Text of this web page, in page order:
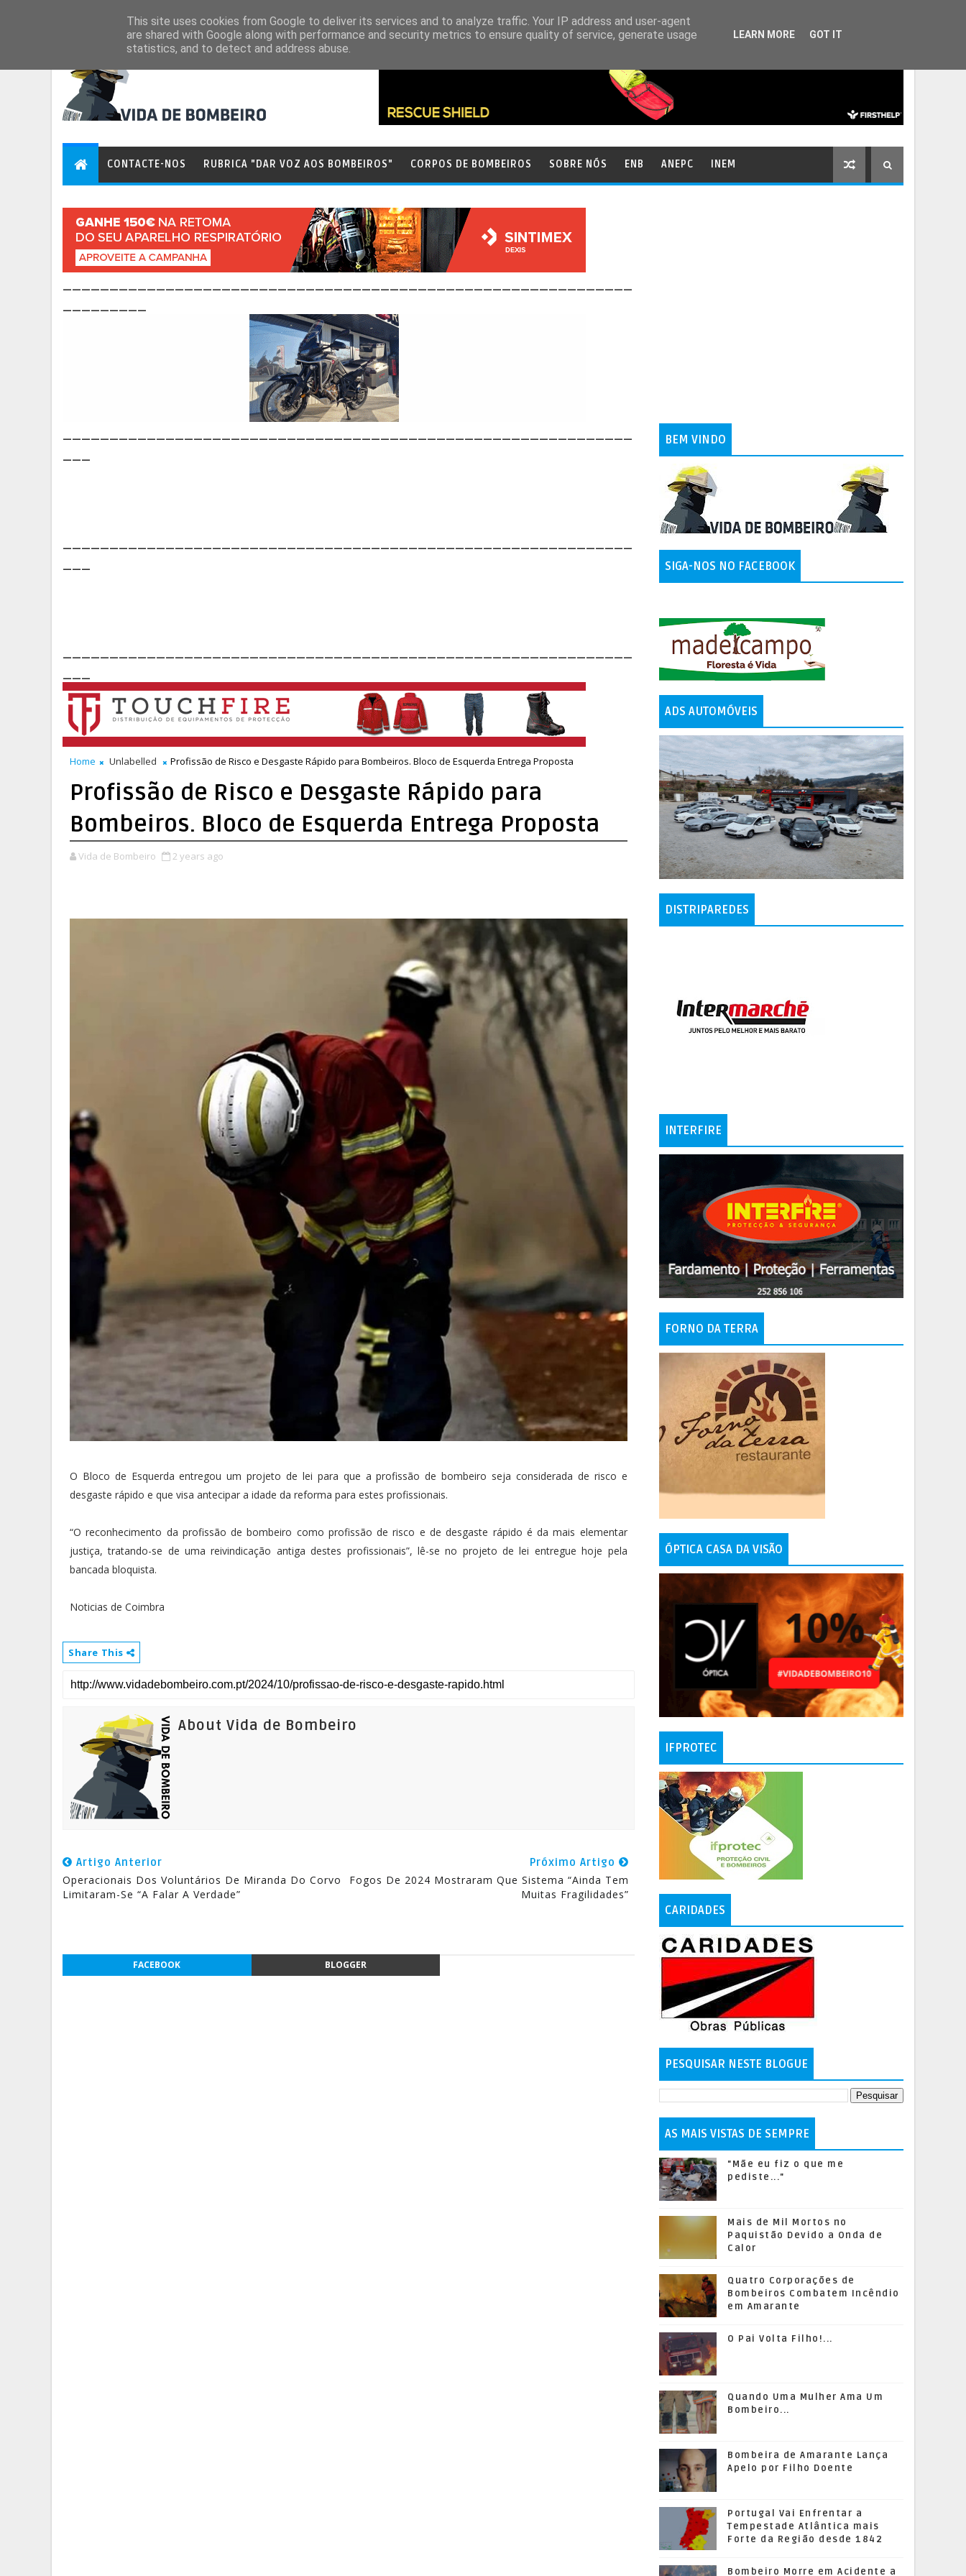
CONTACTE-NOS RUBRICA "DAR VOZ AOS BOMBEIROS" CORPOS DE BOMBEIROS SOBRE NÓS ENB ANEPC INEM
Home Unlabelled Profissão de Risco e Desgaste Rápido para Bombeiros. Bloco de Esquerda Entrega Proposta
Profissão de Risco e Desgaste Rápido para
Bombeiros. Bloco de Esquerda Entrega Proposta
Vida de Bombeiro 2 years ago
O Bloco de Esquerda entregou um projeto de lei para que a profissão de bombeiro seja considerada de risco e
desgaste rápido e que visa antecipar a idade da reforma para estes profissionais.
“O reconhecimento da profissão de bombeiro como profissão de risco e de desgaste rápido é da mais elementar
justiça, tratando-se de uma reivindicação antiga destes profissionais”, lê-se no projeto de lei entregue hoje pela
bancada bloquista.
Noticias de Coimbra
Share This
About Vida de Bombeiro
Artigo Anterior
Operacionais Dos Voluntários De Miranda Do Corvo
Limitaram-Se “A Falar A Verdade”
Próximo Artigo
Fogos De 2024 Mostraram Que Sistema “Ainda Tem
Muitas Fragilidades”
FACEBOOK BLOGGER
BEM VINDO
SIGA-NOS NO FACEBOOK
ADS AUTOMÓVEIS
DISTRIPAREDES
INTERFIRE
FORNO DA TERRA
ÓPTICA CASA DA VISÃO
IFPROTEC
CARIDADES
PESQUISAR NESTE BLOGUE
AS MAIS VISTAS DE SEMPRE
"Mãe eu fiz o que me
pediste..."
Mais de Mil Mortos no
Paquistão Devido a Onda de
Calor
Quatro Corporações de
Bombeiros Combatem Incêndio
em Amarante
O Pai Volta Filho!...
Quando Uma Mulher Ama Um
Bombeiro...
Bombeira de Amarante Lança
Apelo por Filho Doente
Portugal Vai Enfrentar a
Tempestade Atlântica mais
Forte da Região desde 1842
Bombeiro Morre em Acidente a
This site uses cookies from Google to deliver its services and to analyze traffic. Your IP address and user-agent
are shared with Google along with performance and security metrics to ensure quality of service, generate usage
statistics, and to detect and address abuse.
LEARN MORE GOT IT